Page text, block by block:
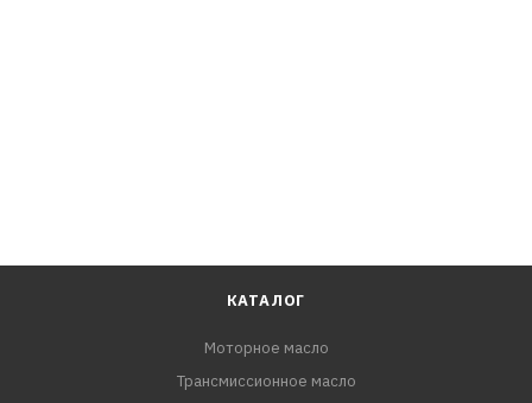
КАТАЛОГ
Моторное масло
Трансмиссионное масло